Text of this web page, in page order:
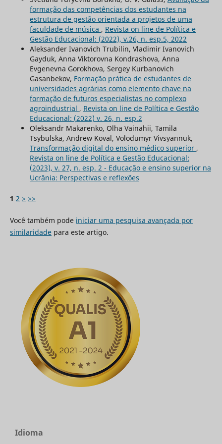
formação das competências dos estudantes na
estrutura de gestão orientada a projetos de uma
faculdade de música , Revista on line de Política e
Gestão Educacional: (2022), v.26, n. esp.5, 2022
Aleksander Ivanovich Trubilin, Vladimir Ivanovich
Gayduk, Anna Viktorovna Kondrashova, Anna
Evgenevna Gorokhova, Sergey Kurbanovich
Gasanbekov, Formação prática de estudantes de
universidades agrárias como elemento chave na
formação de futuros especialistas no complexo
agroindustrial , Revista on line de Política e Gestão
Educacional: (2022) v. 26, n. esp.2
Oleksandr Makarenko, Olha Vainahii, Tamila
Tsybulska, Andrew Koval, Volodumyr Vivsyannuk,
Transformação digital do ensino médico superior ,
Revista on line de Política e Gestão Educacional:
(2023), v. 27, n. esp. 2 - Educação e ensino superior na
Ucrânia: Perspectivas e reflexões
1 2 > >>
Você também pode iniciar uma pesquisa avançada por
similaridadepara este artigo.
Idioma